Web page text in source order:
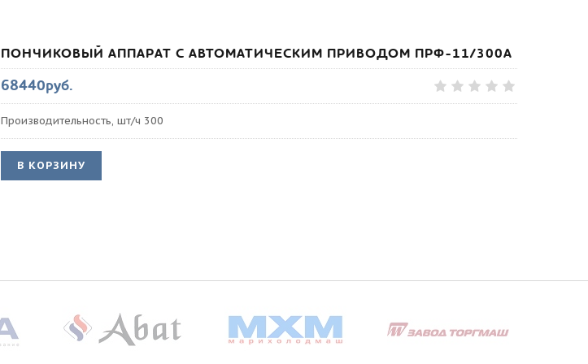
ПОНЧИКОВЫЙ АППАРАТ С АВТОМАТИЧЕСКИМ ПРИВОДОМ ПРФ-11/300А
68440руб.
Производительность, шт/ч 300
В КОРЗИНУ